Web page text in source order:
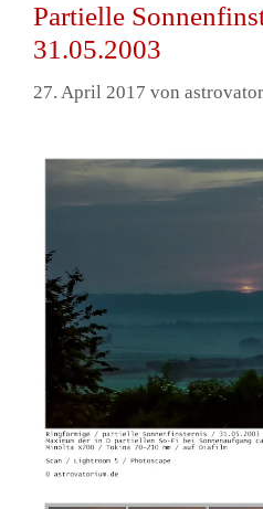
Partielle
31.05.2003
27. April 2017 von